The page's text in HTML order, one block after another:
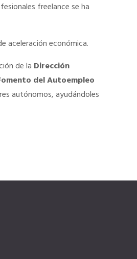
freelance se ha
aceleración económica.
de la Dirección
del Autoempleo
autónomos, ayudándoles